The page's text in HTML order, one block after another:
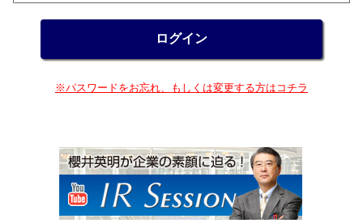
※パスワードをお忘れ、もしくは変更する方はコチラ